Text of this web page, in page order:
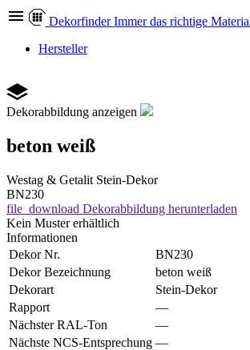
Dekorfinder Immer das richtige
Hersteller
Dekorabbildung anzeigen
beton weiß
Westag & Getalit Stein-Dekor
BN230
file_download Dekorabbildung herunterladen
Kein Muster erhältlich
Informationen
Dekor Nr.
BN230
Dekor Bezeichnung
beton weiß
Dekorart
Stein-Dekor
Rapport
—
Nächster RAL-Ton
—
Nächste NCS-Entsprechung —